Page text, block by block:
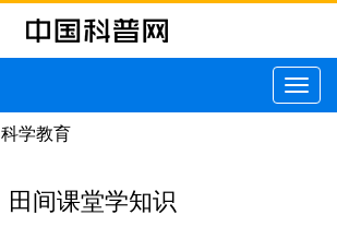
切
换
科学教育
田间课堂学知识